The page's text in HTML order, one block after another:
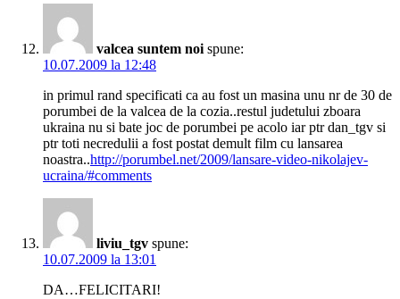
valcea suntem noi spune:
10.07.2009 la 12:48
in primul rand specificati ca au fost un masina unu nr de 30 de
porumbei de la valcea de la cozia..restul judetului zboara
ukraina nu si bate joc de porumbei pe acolo iar ptr dan_tgv si
ptr toti necredulii a fost postat demult film cu lansarea
noastra..http://porumbel.net/2009/lansare-video-nikolajev-
ucraina/#comments
liviu_tgv spune:
10.07.2009 la 13:01
DA…FELICITARI!